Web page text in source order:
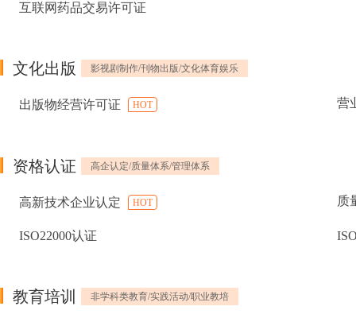
互联网药品交易许可证
文化出版 影视剧制作/刊物出版/文化体育娱乐
出版物经营许可证 HOT 营
资格认证 高企认定/质量体系/管理体系
高新技术企业认定 HOT 质
ISO22000认证
教育培训 非学科类教育/实践活动/职业教培